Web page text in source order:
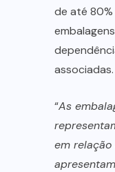
de até
associadas.
“As
em